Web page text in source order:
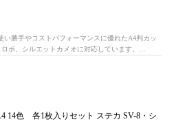
勝手やコストパフォーマンスに優れたA4判カッ
ボ、シルエットカメオに対応しています。…
14色 各1枚入りセット ステカ SV-8・シ